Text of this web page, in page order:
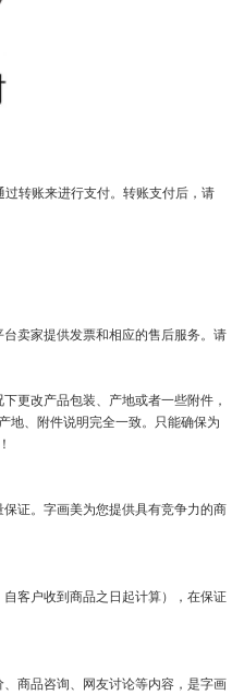
转账来进行支付。转账支付后，请
卖家提供发票和相应的售后服务。请
更改产品包装、产地或者一些附件，
地、附件说明完全一致。只能确保为
证。字画美为您提供具有竞争力的商
客户收到商品之日起计算），在保证
商品咨询、网友讨论等内容，是字画